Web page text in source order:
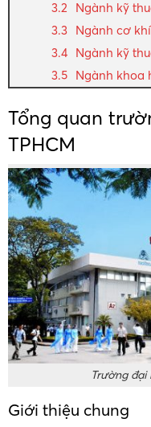
Ngành kỹ
Ngành cơ khí
Ngành kỹ
Ngành khoa
Tổng quan
TPHCM
Trường đại
Giới thiệu chung